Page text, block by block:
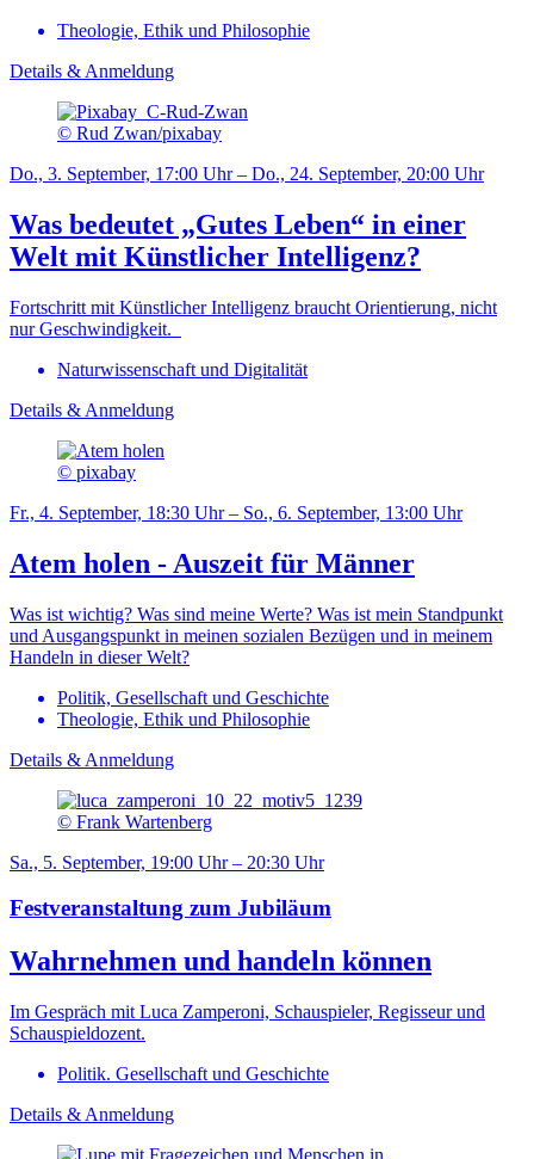
Theologie, Ethik und Philosophie
Details & Anmeldung
© Rud Zwan/pixabay
Do., 3. September, 17:00 Uhr – Do., 24. September, 20:00 Uhr
Was bedeutet „Gutes Leben“ in einer
Welt mit Künstlicher Intelligenz?
Fortschritt mit Künstlicher Intelligenz braucht Orientierung, nicht
nur Geschwindigkeit.
Naturwissenschaft und Digitalität
Details & Anmeldung
© pixabay
Fr., 4. September, 18:30 Uhr – So., 6. September, 13:00 Uhr
Atem holen - Auszeit für Männer
Was ist wichtig? Was sind meine Werte? Was ist mein Standpunkt
und Ausgangspunkt in meinen sozialen Bezügen und in meinem
Handeln in dieser Welt?
Politik, Gesellschaft und Geschichte
Theologie, Ethik und Philosophie
Details & Anmeldung
© Frank Wartenberg
Sa., 5. September, 19:00 Uhr – 20:30 Uhr
Festveranstaltung zum Jubiläum
Wahrnehmen und handeln können
Im Gespräch mit Luca Zamperoni, Schauspieler, Regisseur und
Schauspieldozent.
Politik. Gesellschaft und Geschichte
Details & Anmeldung